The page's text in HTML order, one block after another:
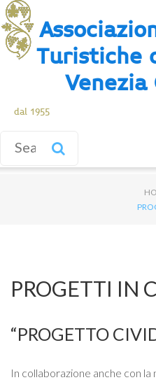
Turistiche
Venezia
dal 1955
PROGETTI IN
“PROGETTO
In collaborazione anche con la